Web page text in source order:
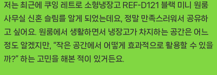
저는 최근에 쿠잉 레트로 소형냉장고 REF-D121 블랙 미니 원룸
사무실 신혼 슬림를 알게 되었는데요, 정말 만족스러워서 공유하
고 싶어요. 원룸에서 생활하면서 냉장고가 차지하는 공간은 어느
정도 알겠지만, “작은 공간에서 어떻게 효과적으로 활용할 수 있을
까?” 하는 고민을 해본 적이 있거든요.